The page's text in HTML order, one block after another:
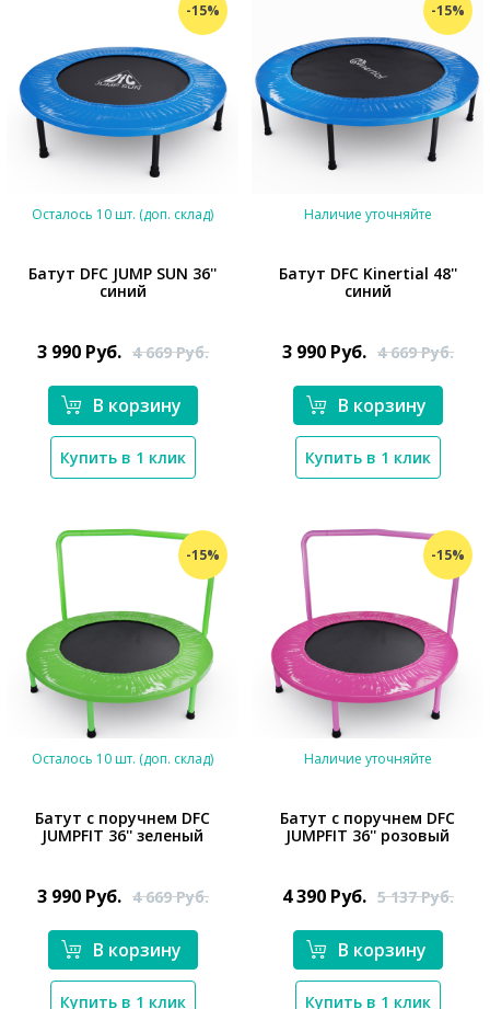
-15%
Осталось 10 шт. (доп. склад)
Батут DFC JUMP SUN 36''
синий
3 990 Руб. 4 669Руб.
В корзину
Купить в 1 клик
-15%
Наличие уточняйте
Батут DFC Kinertial 48''
синий
3 990 Руб. 4 669Руб.
В корзину
Купить в 1 клик
-15%
Осталось 10 шт. (доп. склад)
Батут с поручнем DFC
JUMPFIT 36'' зеленый
3 990 Руб. 4 669Руб.
В корзину
Купить в 1 клик
-15%
Наличие уточняйте
Батут с поручнем DFC
JUMPFIT 36'' розовый
4 390 Руб. 5 137Руб.
В корзину
Купить в 1 клик